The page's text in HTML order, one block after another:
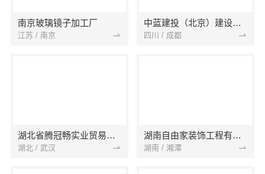
南京玻璃镜子加工厂
江苏 / 南京
中蓝建投（北京）建设有限公司四川第一分公司
四川 / 成都
湖北省腾冠畅实业贸易有限公司
湖北 / 武汉
湖南自由家装饰工程有限公司
湖南 / 湘潭